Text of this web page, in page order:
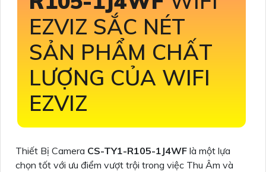
EZVIZ SẮC NÉT
SẢN PHẨM CHẤT
LƯỢNG CỦA WIFI
EZVIZ
Thiết Bị Camera CS-TY1-R105-1J4WF là một lựa
chọn tốt với ưu điểm vượt trội trong việc Thu Âm và